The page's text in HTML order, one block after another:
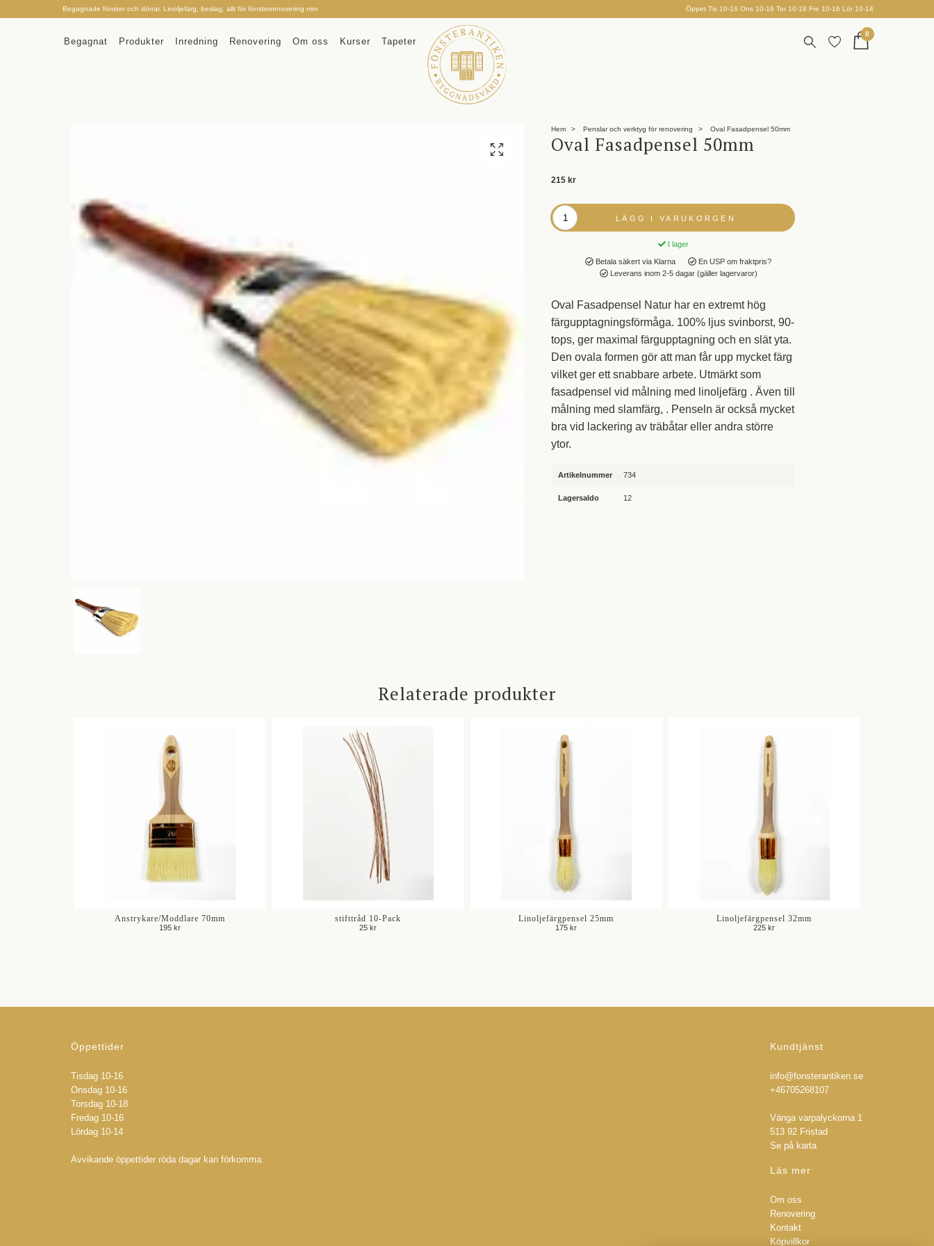
Begagnade fönster och dörrar. Linoljefärg, beslag, allt för fönsterrenovering mm Öppet Tis 10-16 Ons 10-16 Tor 10-18 Fre 10-16 Lör 10-14
Begagnat Produkter Inredning Renovering Om oss Kurser Tapeter
0
Hem Penslar och verktyg för renovering Oval Fasadpensel 50mm
Oval Fasadpensel 50mm
215 kr
LÄGG I VARUKORGEN
I lager
Betala säkert via Klarna
En USP om fraktpris?
Leverans inom 2-5 dagar (gäller lagervaror)
Oval Fasadpensel Natur har en extremt hög
färgupptagningsförmåga. 100% ljus svinborst, 90-
tops, ger maximal färgupptagning och en slät yta.
Den ovala formen gör att man får upp mycket färg
vilket ger ett snabbare arbete. Utmärkt som
fasadpensel vid målning med linoljefärg . Även till
målning med slamfärg, . Penseln är också mycket
bra vid lackering av träbåtar eller andra större
ytor.
Artikelnummer 734
Lagersaldo 12
Relaterade produkter
Anstrykare/Moddlare 70mm
195 kr
stifttråd 10-Pack
25 kr
Linoljefärgpensel 25mm
175 kr
Linoljefärgpensel 32mm
225 kr
Öppettider
Tisdag 10-16
Onsdag 10-16
Torsdag 10-18
Fredag 10-16
Lördag 10-14
Avvikande öppettider röda dagar kan förkomma.
Kundtjänst
info@fonsterantiken.se
+46705268107
Vänga varpalyckorna 1
513 92 Fristad
Se på karta
Läs mer
Om oss
Renovering
Kontakt
Köpvillkor